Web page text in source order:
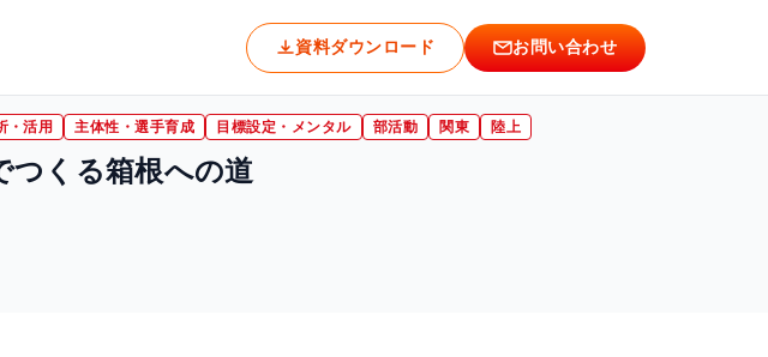
資料ダウンロード お問い合わせ
×対話でつくる箱根への道
・活用 主体性・選手育成 目標設定・メンタル 部活動 関東 陸上
つくる箱根への道